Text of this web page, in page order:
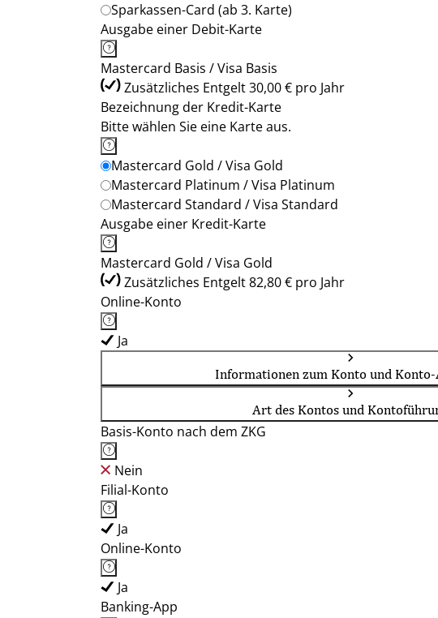
Sparkassen-Card (ab 3. Karte)
Ausgabe einer Debit-Karte
Mastercard Basis / Visa Basis
Zusätzliches Entgelt 30,00 € pro Jahr
Bezeichnung der Kredit-Karte
Bitte wählen Sie eine Karte aus.
Mastercard Gold / Visa Gold
Mastercard Platinum / Visa Platinum
Mastercard Standard / Visa Standard
Ausgabe einer Kredit-Karte
Mastercard Gold / Visa Gold
Zusätzliches Entgelt 82,80 € pro Jahr
Online-Konto
Ja
Informationen zum Konto und
Art des Kontos und
Basis-Konto nach dem ZKG
Nein
Filial-Konto
Ja
Online-Konto
Ja
Banking-App